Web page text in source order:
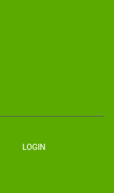
LOGIN